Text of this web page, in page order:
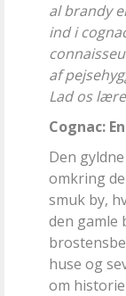
al brandy
ind i
af
Lad os
Cognac:
Den
omkring
smuk by,
den gamle
huse og
om